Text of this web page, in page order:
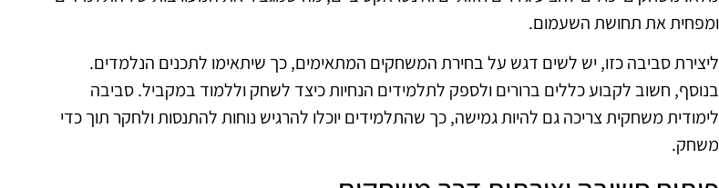
ומפחית את תחושת השעמום.
ליצירת סביבה כזו, יש לשים דגש על בחירת המשחקים המתאימים, כך שיתאימו לתכנים הנלמדים.
בנוסף, חשוב לקבוע כללים ברורים ולספק לתלמידים הנחיות כיצד לשחק וללמוד במקביל. סביבה
לימודית משחקית צריכה גם להיות גמישה, כך שהתלמידים יוכלו להרגיש נוחות להתנסות ולחקר תוך כדי
משחק.